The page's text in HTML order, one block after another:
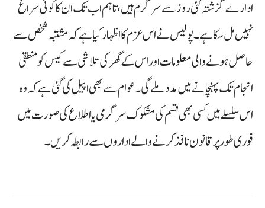
ادارے گزشتہ کئی روز سے سرگرم ہیں، تاہم اب تک ان کا کوئی سراغ
نہیں مل سکا ہے۔ پولیس نے اس عزم کا اظہار کیا ہے کہ مشتبہ شخص سے
حاصل ہونے والی معلومات اور اس کے گھر کی تلاشی سے کیس کو منطقی
انجام تک پہنچانے میں مدد ملے گی۔ عوام سے بھی اپیل کی گئی ہے کہ وہ
اس سلسلے میں کسی بھی قسم کی مشکوک سرگرمی یا اطلاع کی صورت میں
فوری طور پر قانون نافذ کرنے والے اداروں سے رابطہ کریں۔